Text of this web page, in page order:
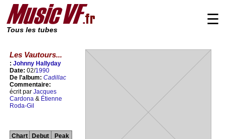
Tous les tubes
☰
Les Vautours...
: Johnny Hallyday
Date: 02/1990
De l'album: Cadillac
Commentaire:
écrit par Jacques
Cardona & Étienne
Roda-Gil
Chart
Debut
Peak